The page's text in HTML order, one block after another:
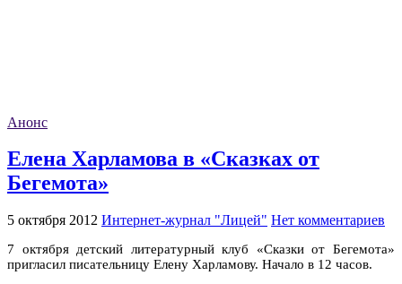
Анонс
Елена Харламова в «Сказках от
Бегемота»
5 октября 2012 Интернет-журнал "Лицей" Нет комментариев
7 октября детский литературный клуб «Сказки от Бегемота»
пригласил писательницу Елену Харламову. Начало в 12 часов.